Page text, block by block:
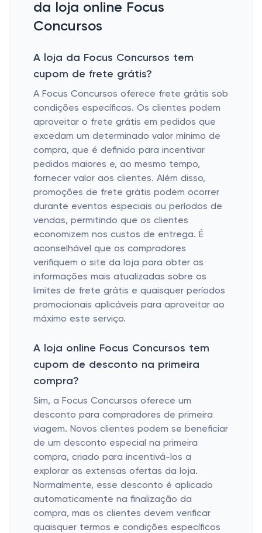
da loja online Focus
Concursos
A loja da Focus Concursos tem
cupom de frete grátis?
A Focus Concursos oferece frete grátis sob
condições específicas. Os clientes podem
aproveitar o frete grátis em pedidos que
excedam um determinado valor mínimo de
compra, que é definido para incentivar
pedidos maiores e, ao mesmo tempo,
fornecer valor aos clientes. Além disso,
promoções de frete grátis podem ocorrer
durante eventos especiais ou períodos de
vendas, permitindo que os clientes
economizem nos custos de entrega. É
aconselhável que os compradores
verifiquem o site da loja para obter as
informações mais atualizadas sobre os
limites de frete grátis e quaisquer períodos
promocionais aplicáveis ​​para aproveitar ao
máximo este serviço.
A loja online Focus Concursos tem
cupom de desconto na primeira
compra?
Sim, a Focus Concursos oferece um
desconto para compradores de primeira
viagem. Novos clientes podem se beneficiar
de um desconto especial na primeira
compra, criado para incentivá-los a
explorar as extensas ofertas da loja.
Normalmente, esse desconto é aplicado
automaticamente na finalização da
compra, mas os clientes devem verificar
quaisquer termos e condições específicos